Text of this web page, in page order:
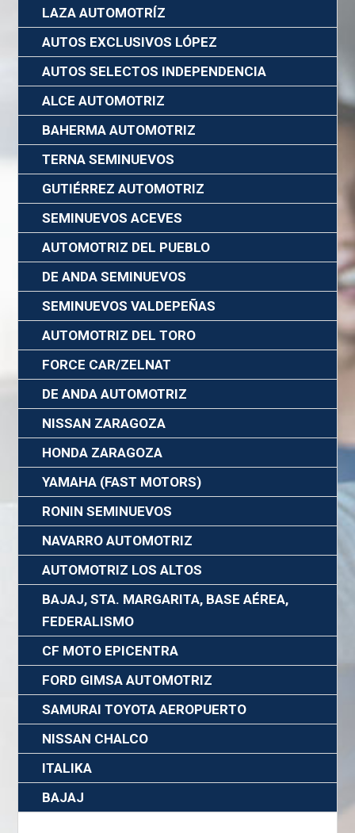
LAZA AUTOMOTRÍZ
AUTOS EXCLUSIVOS LÓPEZ
AUTOS SELECTOS INDEPENDENCIA
ALCE AUTOMOTRIZ
BAHERMA AUTOMOTRIZ
TERNA SEMINUEVOS
GUTIÉRREZ AUTOMOTRIZ
SEMINUEVOS ACEVES
AUTOMOTRIZ DEL PUEBLO
DE ANDA SEMINUEVOS
SEMINUEVOS VALDEPEÑAS
AUTOMOTRIZ DEL TORO
FORCE CAR/ZELNAT
DE ANDA AUTOMOTRIZ
NISSAN ZARAGOZA
HONDA ZARAGOZA
YAMAHA (FAST MOTORS)
RONIN SEMINUEVOS
NAVARRO AUTOMOTRIZ
AUTOMOTRIZ LOS ALTOS
BAJAJ, STA. MARGARITA, BASE AÉREA,
FEDERALISMO
CF MOTO EPICENTRA
FORD GIMSA AUTOMOTRIZ
SAMURAI TOYOTA AEROPUERTO
NISSAN CHALCO
ITALIKA
BAJAJ